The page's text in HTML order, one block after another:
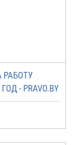
РАБОТУ
- PRAVO.BY